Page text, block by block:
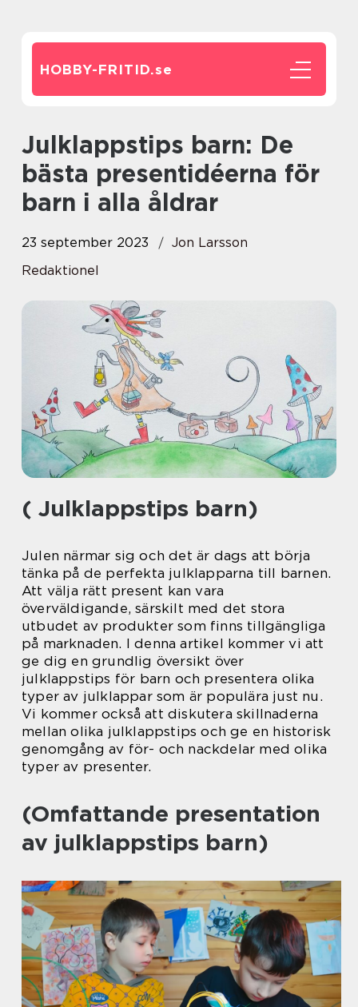
HOBBY-FRITID.se
Julklappstips barn: De
bästa presentidéerna för
barn i alla åldrar
23 september 2023
Jon Larsson
Redaktionel
( Julklappstips barn)
Julen närmar sig och det är dags att börja
tänka på de perfekta julklapparna till barnen.
Att välja rätt present kan vara
överväldigande, särskilt med det stora
utbudet av produkter som finns tillgängliga
på marknaden. I denna artikel kommer vi att
ge dig en grundlig översikt över
julklappstips för barn och presentera olika
typer av julklappar som är populära just nu.
Vi kommer också att diskutera skillnaderna
mellan olika julklappstips och ge en historisk
genomgång av för- och nackdelar med olika
typer av presenter.
(Omfattande presentation
av julklappstips barn)